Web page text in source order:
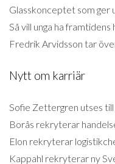
Glasskonceptet som ger
Så vill unga ha framtidens
Fredrik Arvidsson tar
Nytt om karriär
Sofie Zettergren utses
Borås rekryterar
Elon rekryterar
Kappahl rekryterar ny